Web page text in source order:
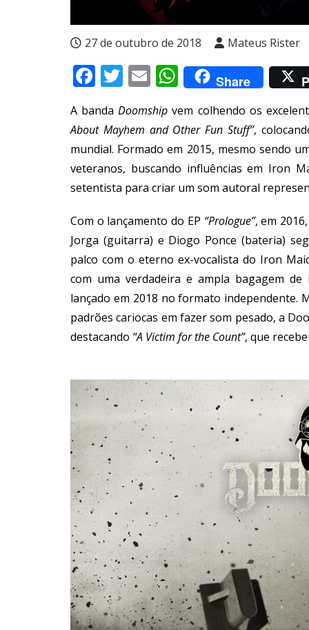
27 de outubro de 2018 Mateus Rister
Facebook
Twitter
EmailWhatsApp
Share
A bandaDoomship vem colhendo os
About Mayhem and Other Fun Stuff”,
mundial. Formado em 2015, mesmo sendo
veteranos, buscando influências em Iron
setentista para criar um som autoral
Com o lançamento do EP “Prologue”, em
Jorga (guitarra) e Diogo Ponce (bateria)
palco com o eterno ex-vocalista do Iron
com uma verdadeira e ampla bagagem
lançado em 2018 no formato
padrões cariocas em fazer som pesado, a
destacando “A Victim for the Count”, que